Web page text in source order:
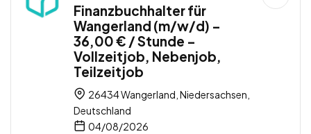
Finanzbuchhalter für
Wangerland (m/w/d) –
36,00 € / Stunde –
Vollzeitjob, Nebenjob,
Teilzeitjob
26434 Wangerland, Niedersachsen,
Deutschland
04/08/2026